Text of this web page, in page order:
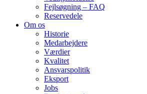
Fejlsøgning – FAQ
Reservedele
Om os
Historie
Medarbejdere
Værdier
Kvalitet
Ansvarspolitik
Eksport
Jobs